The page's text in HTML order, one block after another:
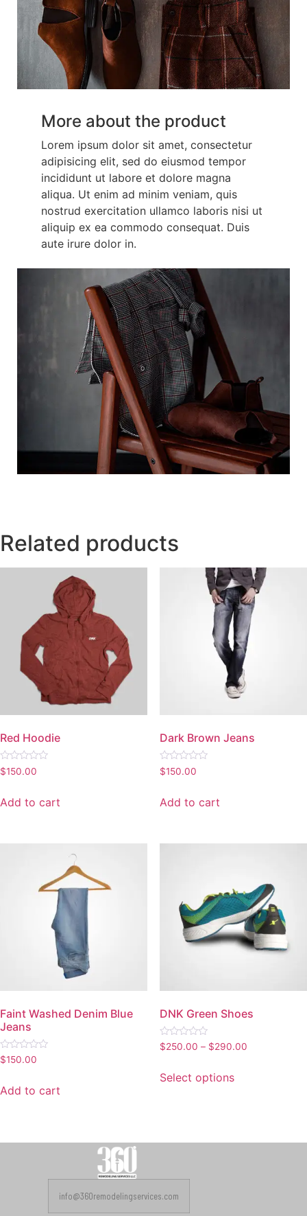
More about the product
Lorem ipsum dolor sit amet, consectetur
adipisicing elit, sed do eiusmod tempor
incididunt ut labore et dolore magna
aliqua. Ut enim ad minim veniam, quis
nostrud exercitation ullamco laboris nisi ut
aliquip ex ea commodo consequat. Duis
aute irure dolor in.
Related products
Red Hoodie
Rated
0
5
$150.00
Add to cart
Dark Brown Jeans
Rated
0
5
$150.00
Add to cart
Faint Washed Denim Blue
Jeans
Rated
0
5
$150.00
Add to cart
DNK Green Shoes
Rated
0
5
$250.00 – $290.00
Select options
info@360remodelingservices.com